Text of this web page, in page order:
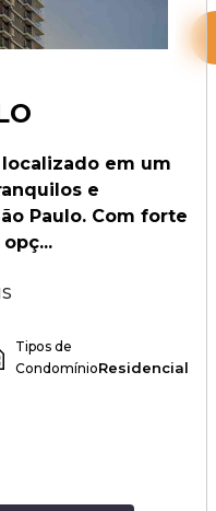
em um
e
Paulo. Com forte
Tipos de
CondomínioResidencial